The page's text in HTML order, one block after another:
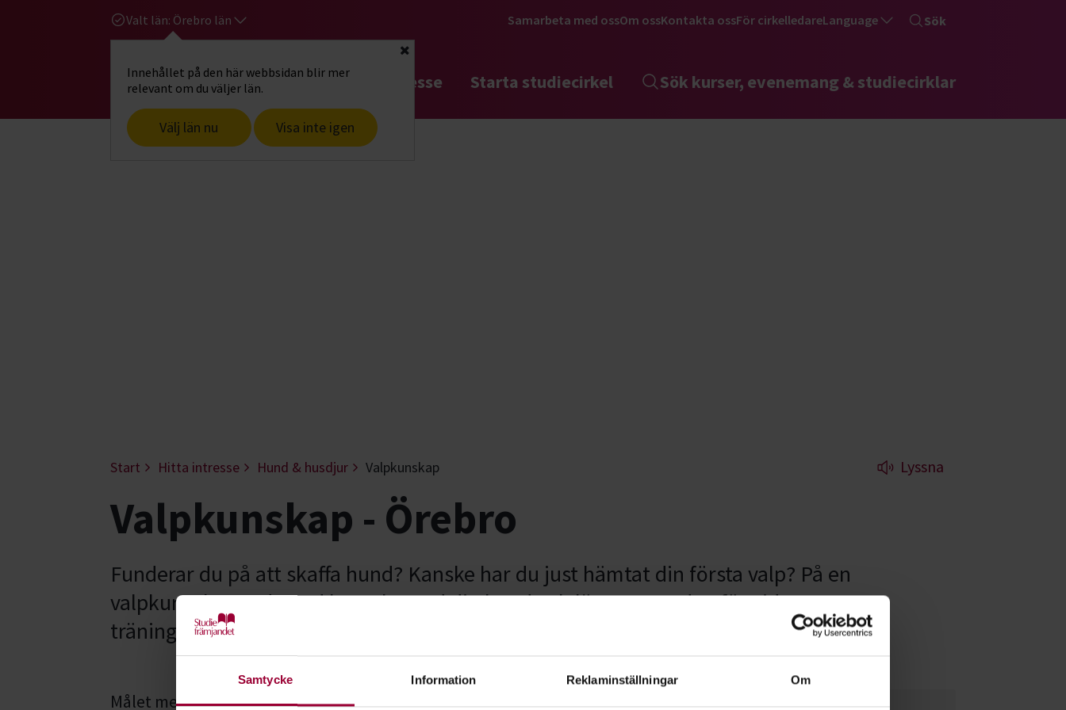
Samtycke Information Reklaminställningar Om
Valt län: Örebro län
Innehållet på den här webbsidan blir mer
relevant om du väljer län.
Välj län nu Visa inte igen
Stäng
Samarbeta med ossOm ossKontakta ossFör cirkelledareLanguage Sök
Gå till studiefrämjandets startsidaHitta intresse Starta studiecirkel Sök kurser, evenemang & studiecirklar
Start Hitta intresse Hund & husdjur Valpkunskap Lyssna
Valpkunskap - Örebro
Funderar du på att skaffa hund? Kanske har du just hämtat din första valp? På en
valpkurs skapar du god kontakt med din hund och lägger grunden för vidare
träning.
Målet med våra valpkurser är att skapa god hundhållning. Alla hundraser